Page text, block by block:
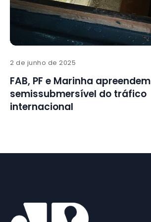
2 de junho de 2025
FAB, PF e Marinha apreendem
semissubmersível do tráfico
internacional